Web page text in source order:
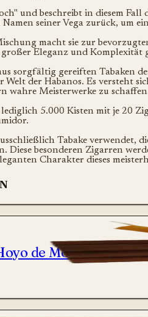
und beschreibt in diesem
seiner Vega zurück, um
macht sie zur
Eleganz und Komplexität
sorgfältig gereiften Tabaken
Welt der Habanos. Es versteht
wahre Meisterwerke zu
5.000 Kisten mit je 20
Tabake verwendet,
Diese besonderen Zigarren
Charakter dieses
de Monterrey